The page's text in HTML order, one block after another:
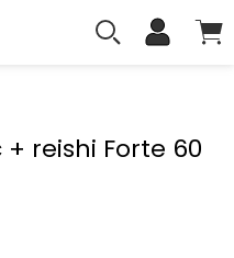
reishi Forte 60